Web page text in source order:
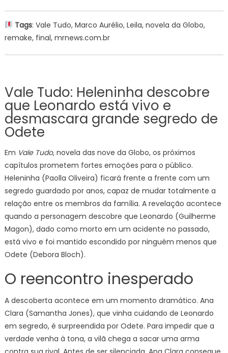
Tags: Vale Tudo, Marco Aurélio, Leila, novela da Globo,
remake, final, mrnews.com.br
Vale Tudo: Heleninha descobre
que Leonardo está vivo e
desmascara grande segredo de
Odete
Em Vale Tudo, novela das nove da Globo, os próximos
capítulos prometem fortes emoções para o público.
Heleninha (Paolla Oliveira) ficará frente a frente com um
segredo guardado por anos, capaz de mudar totalmente a
relação entre os membros da família. A revelação acontece
quando a personagem descobre que Leonardo (Guilherme
Magon), dado como morto em um acidente no passado,
está vivo e foi mantido escondido por ninguém menos que
Odete (Debora Bloch).
O reencontro inesperado
A descoberta acontece em um momento dramático. Ana
Clara (Samantha Jones), que vinha cuidando de Leonardo
em segredo, é surpreendida por Odete. Para impedir que a
verdade venha à tona, a vilã chega a sacar uma arma